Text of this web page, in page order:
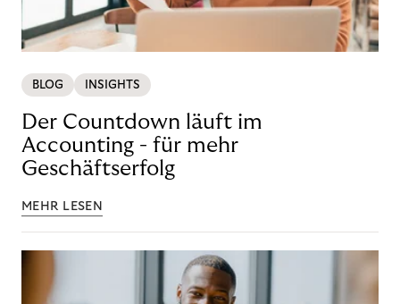
BLOG INSIGHTS
Der Countdown läuft im
Accounting - für mehr
Geschäftserfolg
MEHR LESEN